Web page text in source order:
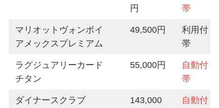
円
帯
マリオットヴォンボイ
アメックスプレミアム
49,500円
利用付
帯
ラグジュアリーカード
チタン
55,000円
自動付
帯
ダイナースクラブ
143,000
自動付